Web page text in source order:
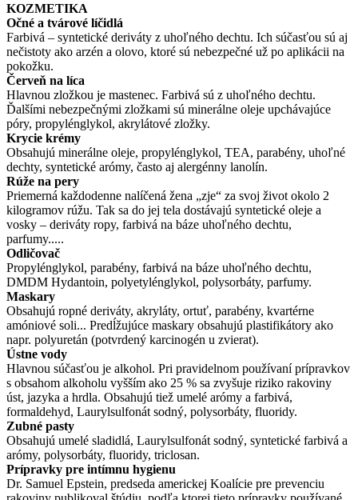
KOZMETIKA
Očné a tvárové líčidlá
Farbivá – syntetické deriváty z uhoľného dechtu. Ich súčasťou sú aj
nečistoty ako arzén a olovo, ktoré sú nebezpečné už po aplikácii na
pokožku.
Červeň na líca
Hlavnou zložkou je mastenec. Farbivá sú z uhoľného dechtu.
Ďalšími nebezpečnými zložkami sú minerálne oleje upchávajúce
póry, propylénglykol, akrylátové zložky.
Krycie krémy
Obsahujú minerálne oleje, propylénglykol, TEA, parabény, uhoľné
dechty, syntetické arómy, často aj alergénny lanolín.
Rúže na pery
Priemerná každodenne nalíčená žena „zje“ za svoj život okolo 2
kilogramov rúžu. Tak sa do jej tela dostávajú syntetické oleje a
vosky – deriváty ropy, farbivá na báze uhoľného dechtu,
parfumy.....
Odličovač
Propylénglykol, parabény, farbivá na báze uhoľného dechtu,
DMDM Hydantoin, polyetylénglykol, polysorbáty, parfumy.
Maskary
Obsahujú ropné deriváty, akryláty, ortuť, parabény, kvartérne
amóniové soli... Predĺžujúce maskary obsahujú plastifikátory ako
napr. polyuretán (potvrdený karcinogén u zvierat).
Ústne vody
Hlavnou súčasťou je alkohol. Pri pravidelnom používaní prípravkov
s obsahom alkoholu vyšším ako 25 % sa zvyšuje riziko rakoviny
úst, jazyka a hrdla. Obsahujú tiež umelé arómy a farbivá,
formaldehyd, Laurylsulfonát sodný, polysorbáty, fluoridy.
Zubné pasty
Obsahujú umelé sladidlá, Laurylsulfonát sodný, syntetické farbivá a
arómy, polysorbáty, fluoridy, triclosan.
Prípravky pre intímnu hygienu
Dr. Samuel Epstein, predseda americkej Koalície pre prevenciu